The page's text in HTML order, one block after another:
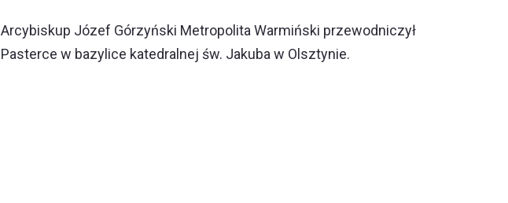
Arcybiskup Józef Górzyński Metropolita Warmiński przewodniczył
Pasterce w bazylice katedralnej św. Jakuba w Olsztynie.